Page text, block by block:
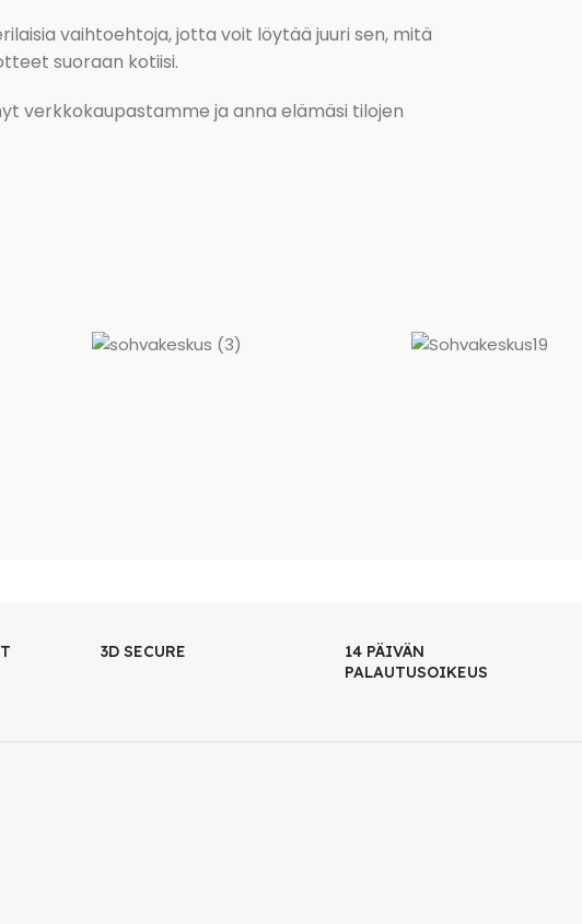
vaihtoehtoja, jotta voit löytää juuri sen, mitä
suoraan kotiisi.
verkkokaupastamme ja anna elämäsi tilojen
3D SECURE
14 PÄIVÄN
PALAUTUSOIKEUS